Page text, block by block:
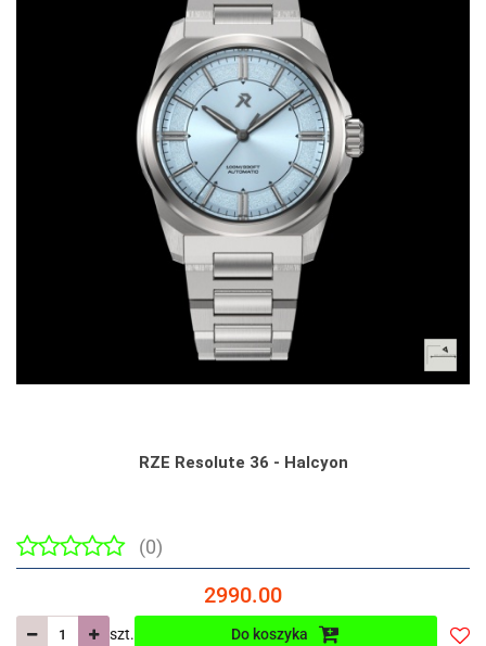
RZE Resolute 36 - Halcyon
(0)
2990.00
szt. Do koszyka